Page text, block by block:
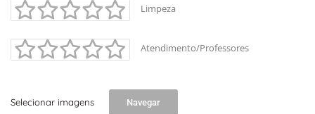
Limpeza
Atendimento/Professores
Selecionar imagens Navegar